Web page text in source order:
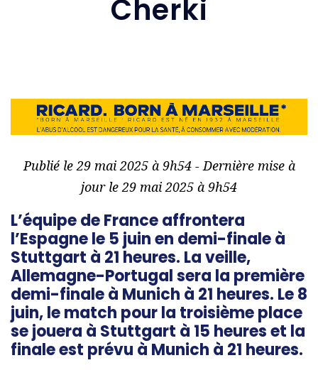
Cherki
Publié le 29 mai 2025 à 9h54 - Dernière mise à
jour le 29 mai 2025 à 9h54
L’équipe de France affrontera
l’Espagne le 5 juin en demi-finale à
Stuttgart à 21 heures. La veille,
Allemagne-Portugal sera la première
demi-finale à Munich à 21 heures. Le 8
juin, le match pour la troisième place
se jouera à Stuttgart à 15 heures et la
finale est prévu à Munich à 21 heures.